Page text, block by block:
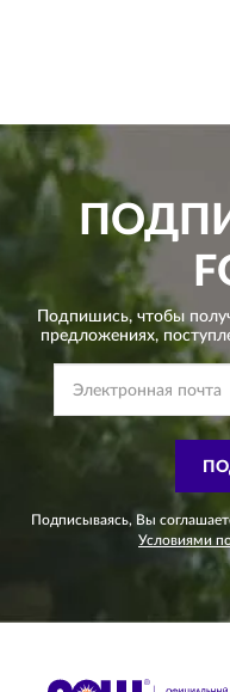
Подпишись, чтобы
предложениях,
Подписываясь, Вы
Условиями